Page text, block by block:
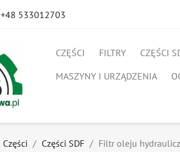
+48 533012703
CZĘŚCI FILTRY CZĘŚCI
MASZYNY I URZĄDZENIA
Części Części SDF Filtr oleju